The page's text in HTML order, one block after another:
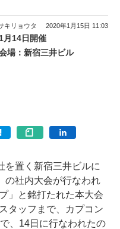
キリョウタ 2020年1月15日 11:03
1月14日開催
場：新宿三井ビル
置く新宿三井ビルに
の社内大会が行なわれ
」と銘打たれた本大会
タッフまで、カプコン
、14日に行なわれたの